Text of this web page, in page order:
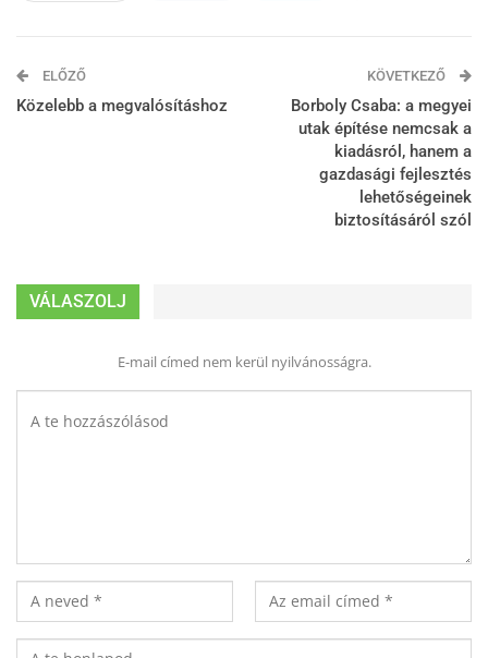
ELŐZŐ
Közelebb a megvalósításhoz
KÖVETKEZŐ
Borboly Csaba: a megyei
utak építése nemcsak a
kiadásról, hanem a
gazdasági fejlesztés
lehetőségeinek
biztosításáról szól
VÁLASZOLJ
E-mail címed nem kerül nyilvánosságra.